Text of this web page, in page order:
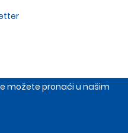
možete pronaći u našim